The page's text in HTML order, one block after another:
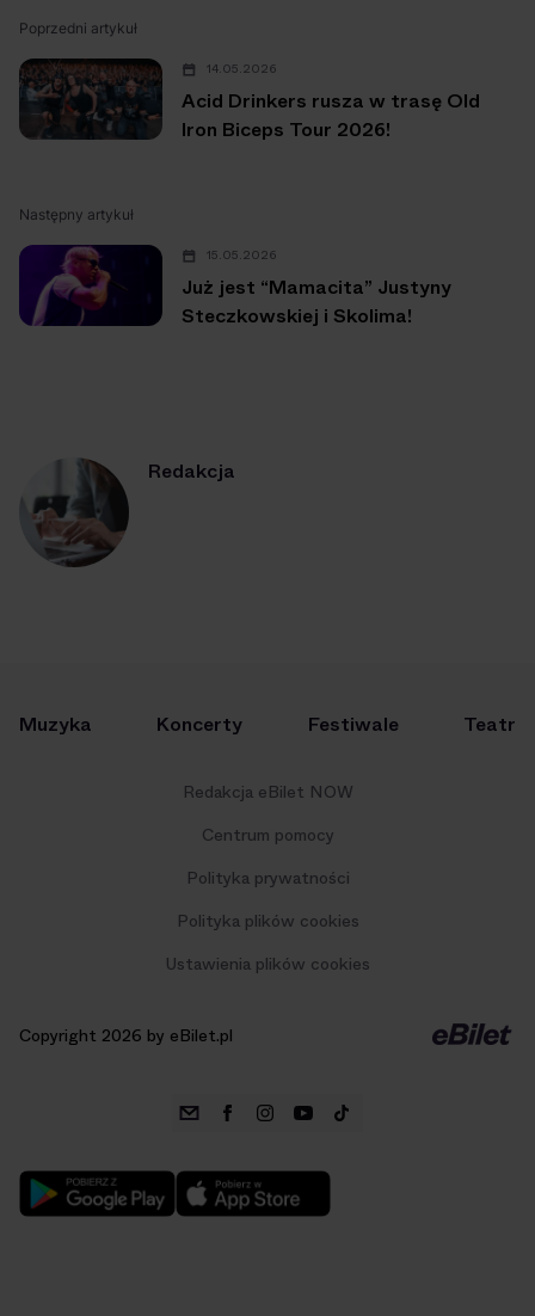
Poprzedni artykuł
14.05.2026
Acid Drinkers rusza w trasę Old
Iron Biceps Tour 2026!
Następny artykuł
15.05.2026
Już jest “Mamacita” Justyny
Steczkowskiej i Skolima!
Redakcja
Muzyka Koncerty Festiwale Teatr
Redakcja eBilet NOW
Centrum pomocy
Polityka prywatności
Polityka plików cookies
Ustawienia plików cookies
Copyright 2026 by eBilet.pl